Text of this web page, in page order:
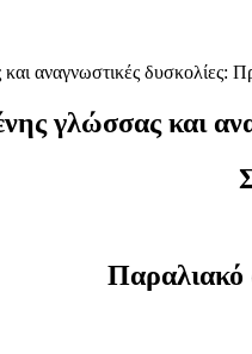
αναγνωστικές δυσκολίες:
γλώσσας και